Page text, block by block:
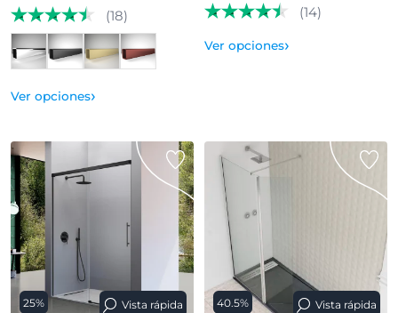
(18)
Ver opciones›
(14)
Ver opciones›
25% Vista rápida 40.5% Vista rápida